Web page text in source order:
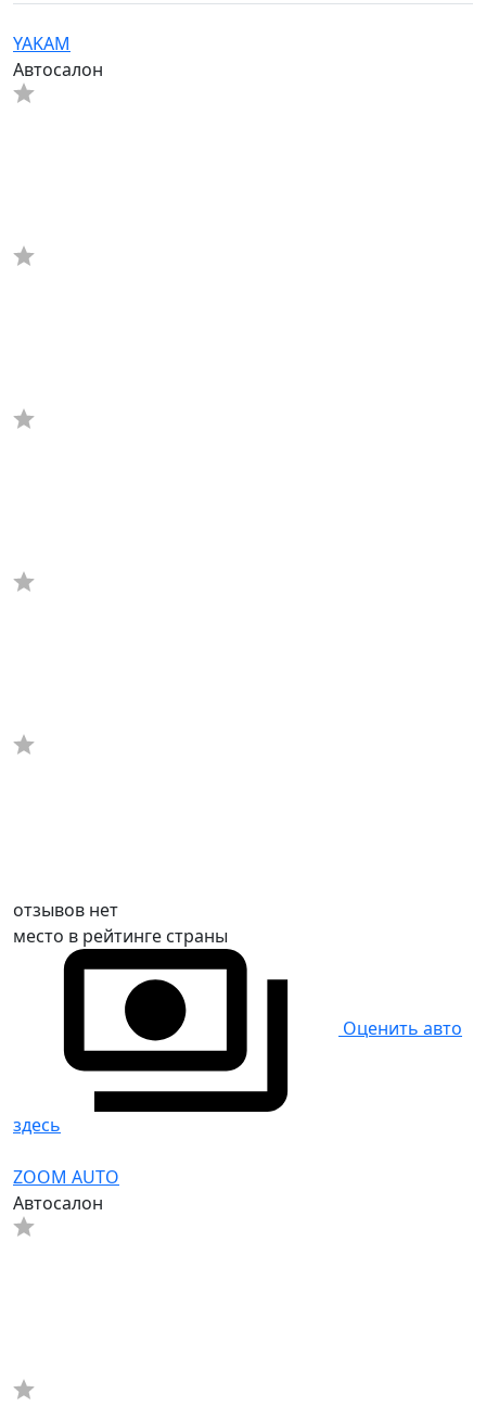
YAKAM
Автосалон
отзывов нет
место в рейтинге страны
Оценить авто
здесь
ZOOM AUTO
Автосалон